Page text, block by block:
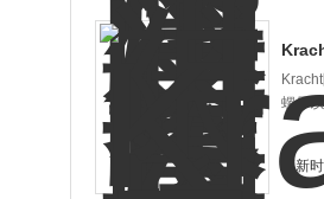
螺母
更新